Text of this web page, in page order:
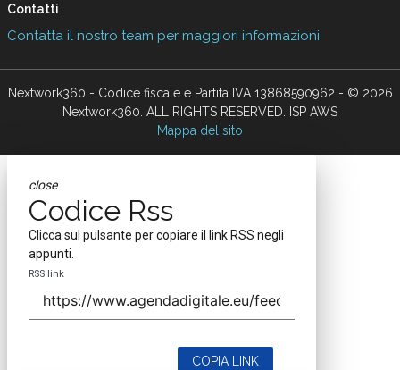
Contatti
Contatta il nostro team per maggiori informazioni
Nextwork360 - Codice fiscale e Partita IVA 13868590962 - © 2026
Nextwork360. ALL RIGHTS RESERVED. ISP AWS
Mappa del sito
close
Codice Rss
Clicca sul pulsante per copiare il link RSS negli
appunti.
RSS link
COPIA LINK